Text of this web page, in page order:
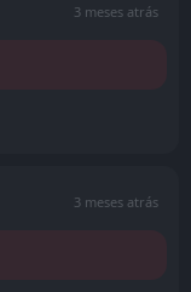
3 meses atrás
3 meses atrás